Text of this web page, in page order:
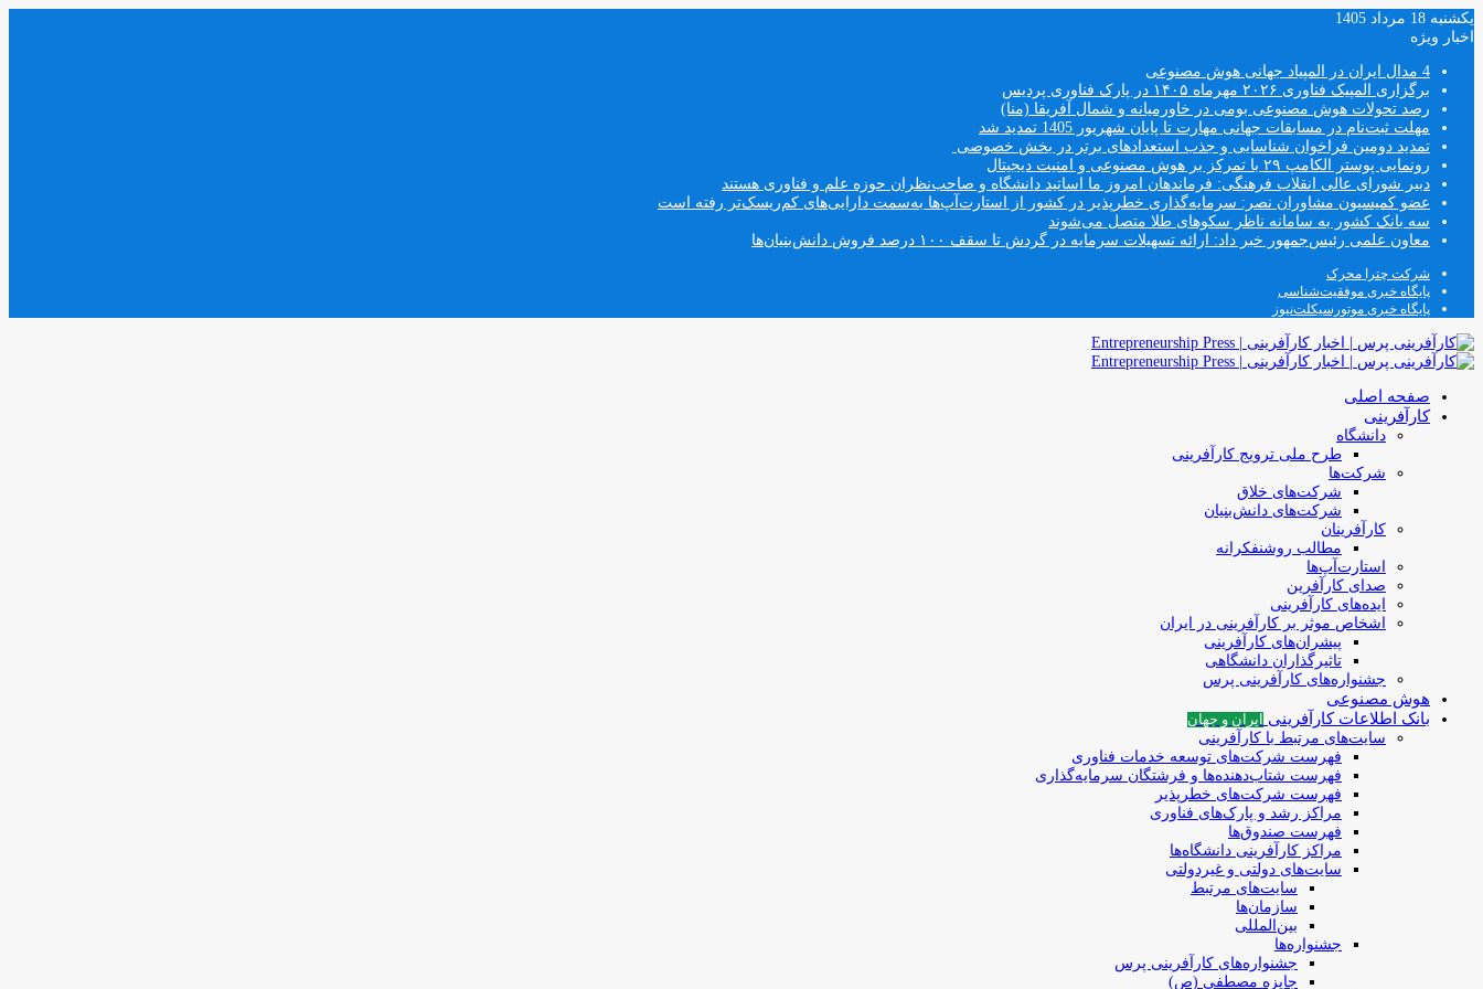
یکشنبه 18 مرداد 1405
اخبار ویژه
4 مدال ایران در المپیاد جهانی هوش مصنوعی
برگزاری المپیک فناوری ۲۰۲۶ مهرماه ۱۴۰۵ در پارک فناوری پردیس
رصد تحولات هوش مصنوعی بومی در خاورمیانه و شمال آفریقا (منا)
مهلت ثبت‌نام در مسابقات جهانی مهارت تا پایان شهریور 1405 تمدید شد
تمدید دومین فراخوان شناسایی و جذب استعدادهای برتر در بخش خصوصی
رونمایی پوستر الکامپ ۲۹ با تمرکز بر هوش مصنوعی و امنیت دیجیتال
دبیر شورای عالی انقلاب فرهنگی: فرماندهان امروز ما اساتید دانشگاه و صاحب‌نظران حوزه علم و فناوری هستند
عضو کمیسیون مشاوران نصر: سرمایه‌گذاری خطرپذیر در کشور از استارت‌آپ‌ها به‌سمت دارایی‌های کم‌ریسک‌تر رفته است
سه بانک کشور به سامانه ناظر سکوهای طلا متصل می‌شوند
معاون علمی رئیس‌جمهور خبر داد: ارائه تسهیلات سرمایه در گردش تا سقف ۱۰۰ درصد فروش دانش‌بنیان‌ها
شرکت چترا محرک
پایگاه خبری موفقیت‌شناسی
پایگاه خبری موتورسیکلت‌نیوز
صفحه اصلی
کارآفرینی
دانشگاه
طرح ملی ترویج کارآفرینی
شرکت‌ها
شرکت‌های خلاق
شرکت‌های دانش‌بنیان
کارآفرینان
مطالب روشنفکرانه
استارت‌آپ‌ها
صدای کارآفرین
ایده‌های کارآفرینی
اشخاص موثر بر کارآفرینی در ایران
پیشران‌های کارآفرینی
تاثیرگذاران دانشگاهی
جشنواره‌های کارآفرینی‌ پرس
هوش مصنوعی
بانک اطلاعات کارآفرینی
ایران و جهان
سایت‌های مرتبط با کارآفرینی
فهرست شرکت‌های‌‌ توسعه‌ خدمات فناوری
فهرست شتاب‌دهنده‌ها‌ و فرشتگان‌ سرمایه‌گذاری
فهرست شرکت‌های خطرپذیر
مراکز رشد و پارک‌های فناوری
فهرست صندوق‌ها
مراکز کارآفرینی دانشگاه‌ها
سایت‌های دولتی و غیردولتی
سایت‌های مرتبط
سازمان‌ها
بین‌المللی
جشنواره‌ها
جشنواره‌های کارآفرینی‌ پرس
جایزه مصطفی (ص)